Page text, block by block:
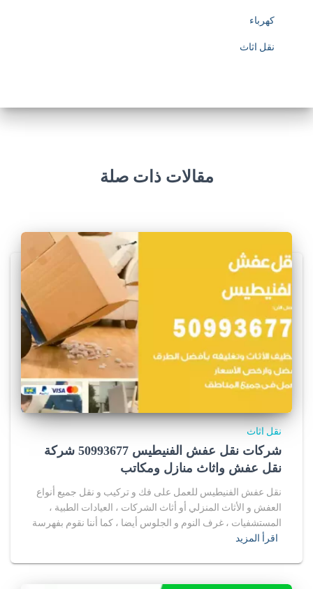
كهرباء
نقل اثاث
مقالات ذات صلة
نقل اثاث
شركات نقل عفش الفنيطيس 50993677 شركة
نقل عفش واثاث منازل ومكاتب
نقل عفش الفنيطيس للعمل على فك و تركيب و نقل جميع أنواع
العفش و الأثاث المنزلي أو أثاث الشركات ، العيادات الطبية ،
المستشفيات ، غرف النوم و الجلوس أيضا ، كما أننا نقوم بفهرسة
اقرأ المزيد